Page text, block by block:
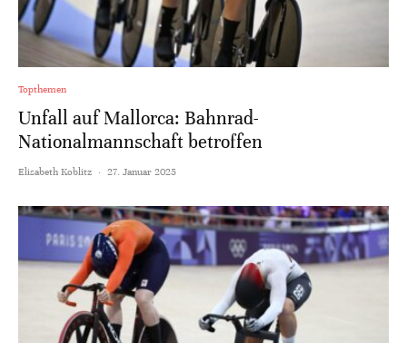
Topthemen
Unfall auf Mallorca: Bahnrad-
Nationalmannschaft betroffen
Elisabeth Koblitz · 27. Januar 2025